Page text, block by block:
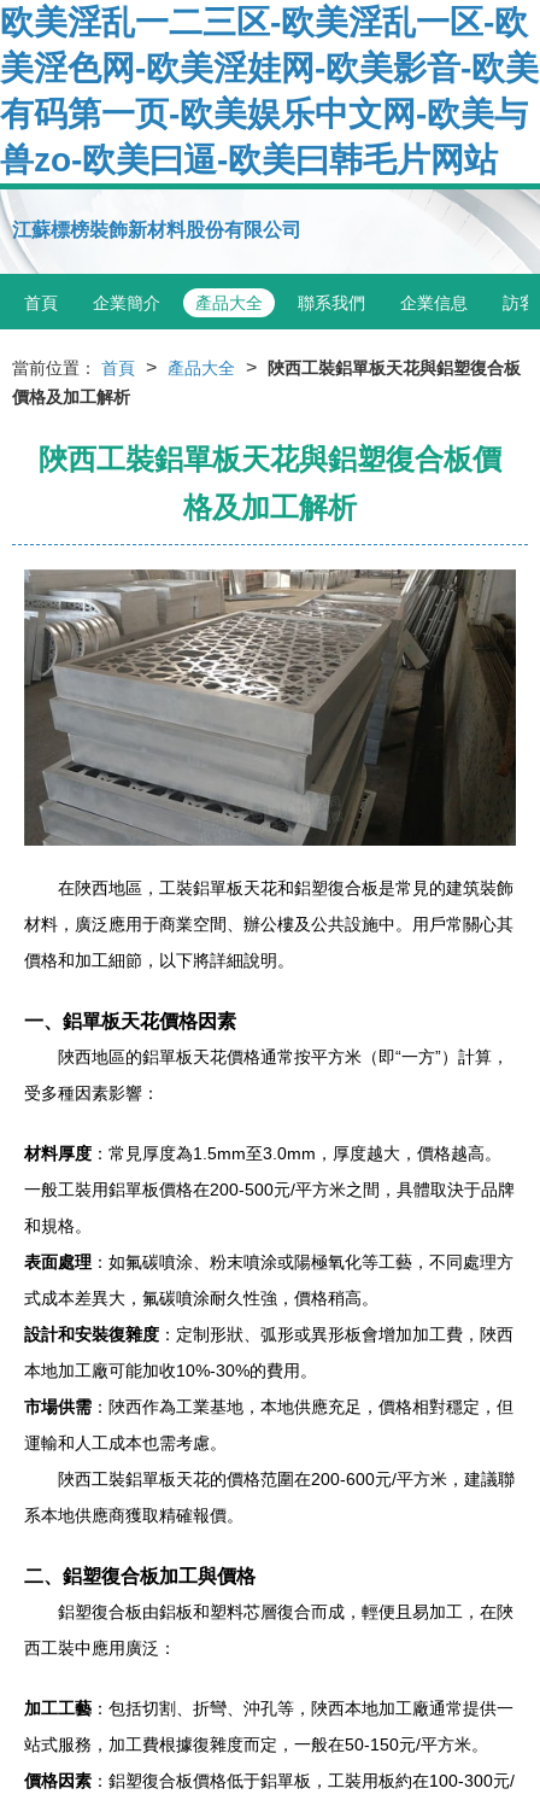
欧美淫乱一二三区-欧美淫乱一区-欧
美淫色网-欧美淫娃网-欧美影音-欧美
有码第一页-欧美娱乐中文网-欧美与
兽zo-欧美曰逼-欧美曰韩毛片网站
江蘇標榜裝飾新材料股份有限公司
首頁 企業簡介 產品大全 聯系我們 企業信息 訪客
當前位置： 首頁 > 產品大全 >
陜西工裝鋁單板天花與鋁塑復合板
價格及加工解析
陜西工裝鋁單板天花與鋁塑復合板價
格及加工解析
在陜西地區，工裝鋁單板天花和鋁塑復合板是常見的建筑裝飾
材料，廣泛應用于商業空間、辦公樓及公共設施中。用戶常關心其
價格和加工細節，以下將詳細說明。
一、鋁單板天花價格因素
陜西地區的鋁單板天花價格通常按平方米（即“一方”）計算，
受多種因素影響：
材料厚度 ：常見厚度為1.5mm至3.0mm，厚度越大，價格越高。
一般工裝用鋁單板價格在200-500元/平方米之間，具體取決于品牌
和規格。
表面處理 ：如氟碳噴涂、粉末噴涂或陽極氧化等工藝，不同處理方
式成本差異大，氟碳噴涂耐久性強，價格稍高。
設計和安裝復雜度 ：定制形狀、弧形或異形板會增加加工費，陜西
本地加工廠可能加收10%-30%的費用。
市場供需 ：陜西作為工業基地，本地供應充足，價格相對穩定，但
運輸和人工成本也需考慮。
陜西工裝鋁單板天花的價格范圍在200-600元/平方米，建議聯
系本地供應商獲取精確報價。
二、鋁塑復合板加工與價格
鋁塑復合板由鋁板和塑料芯層復合而成，輕便且易加工，在陜
西工裝中應用廣泛：
加工工藝 ：包括切割、折彎、沖孔等，陜西本地加工廠通常提供一
站式服務，加工費根據復雜度而定，一般在50-150元/平方米。
價格因素 ：鋁塑復合板價格低于鋁單板，工裝用板約在100-300元/